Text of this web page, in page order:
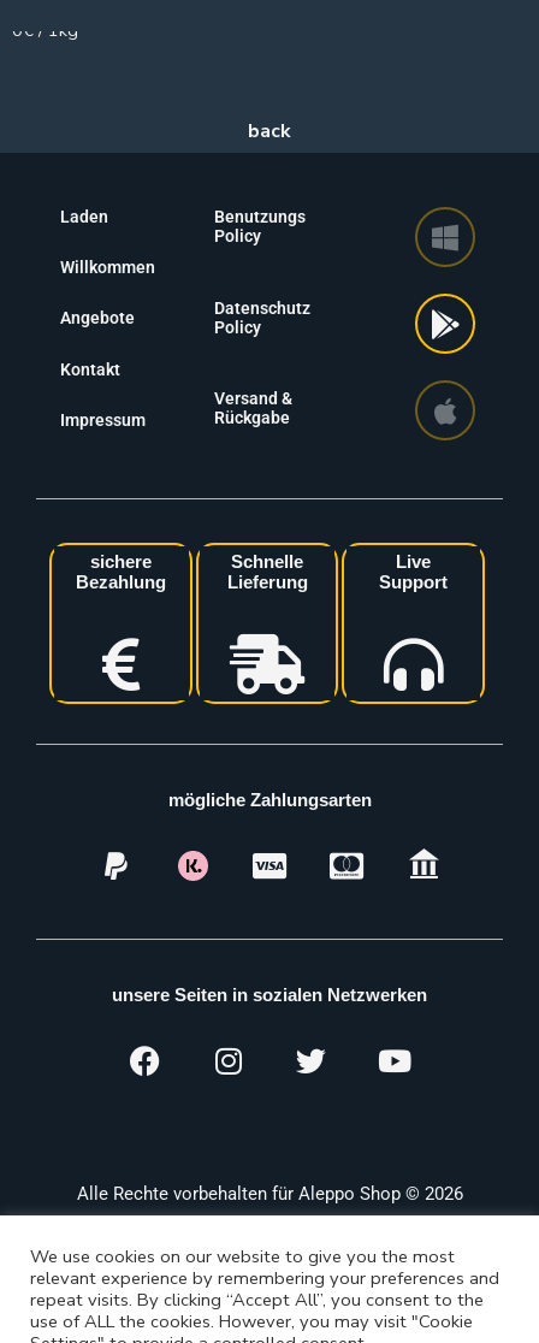
0€ / 1kg
Laden
Willkommen
Angebote
Kontakt
Impressum
Benutzungs
Policy
Datenschutz
Policy
Versand &
Rückgabe
sichere
Bezahlung
Schnelle
Lieferung
Live
Support
mögliche Zahlungsarten
unsere Seiten in sozialen Netzwerken
Alle Rechte vorbehalten für Aleppo Shop © 2026
We use cookies on our website to give you the most
relevant experience by remembering your preferences and
repeat visits. By clicking “Accept All”, you consent to the
use of ALL the cookies. However, you may visit "Cookie